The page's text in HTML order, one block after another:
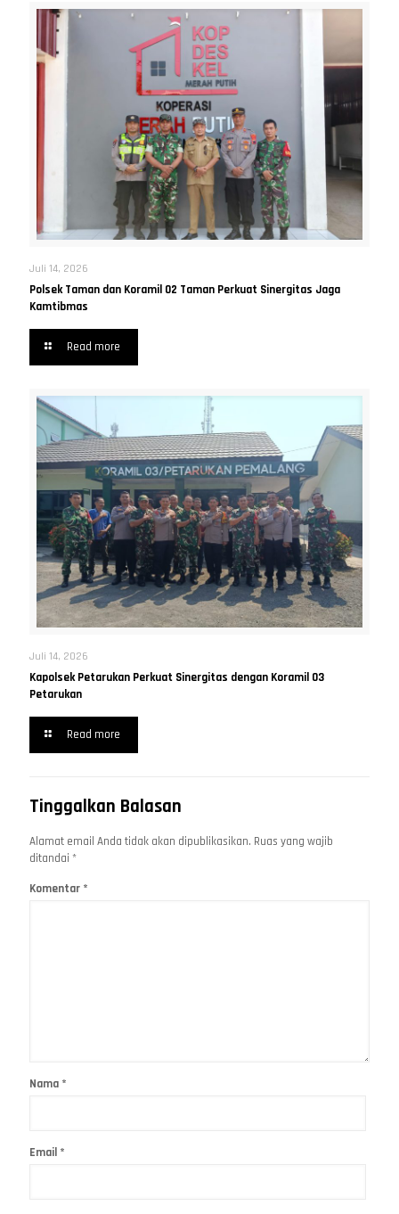
Juli 14, 2026
Polsek Taman dan Koramil 02 Taman Perkuat Sinergitas Jaga
Kamtibmas
Read more
Juli 14, 2026
Kapolsek Petarukan Perkuat Sinergitas dengan Koramil 03
Petarukan
Read more
Tinggalkan Balasan
Alamat email Anda tidak akan dipublikasikan. Ruas yang wajib
ditandai *
Komentar *
Nama *
Email *